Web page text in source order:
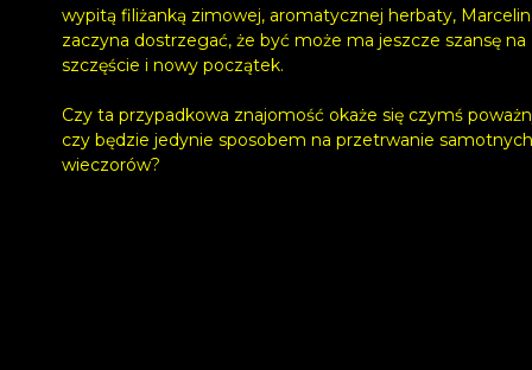
wypitą filiżanką zimowej, aromatycznej herbaty,
zaczyna dostrzegać, że być może ma jeszcze szansę na
szczęście i nowy początek.
Czy ta przypadkowa znajomość okaże się czymś
czy będzie jedynie sposobem na przetrwanie samotnych
wieczorów?